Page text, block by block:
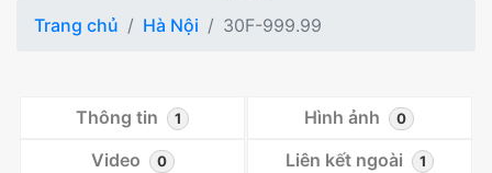
Trang chủ Hà Nội 30F-999.99
Thông tin 1 Hình ảnh 0
Video 0 Liên kết ngoài 1